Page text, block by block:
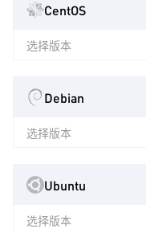
CentOS
选择版本
Debian
选择版本
Ubuntu
选择版本